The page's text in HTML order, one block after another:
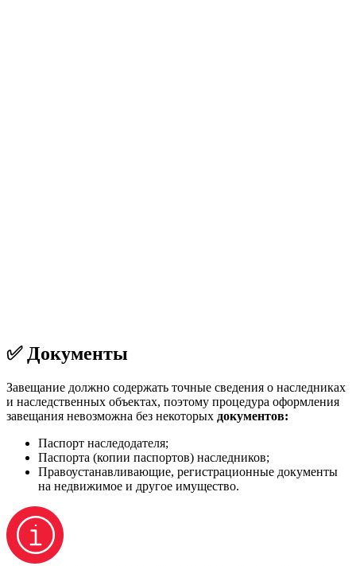
✅ Документы
Завещание должно содержать точные сведения о наследниках
и наследственных объектах, поэтому процедура оформления
завещания невозможна без некоторых документов:
Паспорт наследодателя;
Паспорта (копии паспортов) наследников;
Правоустанавливающие, регистрационные документы
на недвижимое и другое имущество.